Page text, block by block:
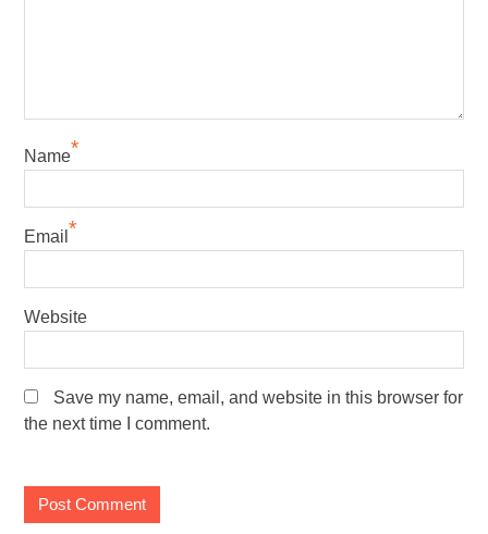
Name*
Email *
Website
Save my name, email, and website in this browser for
the next time I comment.